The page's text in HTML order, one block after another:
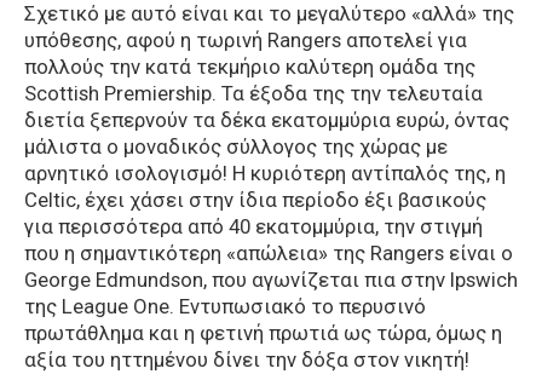
Σχετικό με αυτό είναι και το μεγαλύτερο «αλλά» της
υπόθεσης, αφού η τωρινή Rangers αποτελεί για
πολλούς την κατά τεκμήριο καλύτερη ομάδα της
Scottish Premiership. Τα έξοδα της την τελευταία
διετία ξεπερνούν τα δέκα εκατομμύρια ευρώ, όντας
μάλιστα ο μοναδικός σύλλογος της χώρας με
αρνητικό ισολογισμό! Η κυριότερη αντίπαλός της, η
Celtic, έχει χάσει στην ίδια περίοδο έξι βασικούς
για περισσότερα από 40 εκατομμύρια, την στιγμή
που η σημαντικότερη «απώλεια» της Rangers είναι ο
George Edmundson, που αγωνίζεται πια στην Ipswich
της League One. Εντυπωσιακό το περυσινό
πρωτάθλημα και η φετινή πρωτιά ως τώρα, όμως η
αξία του ηττημένου δίνει την δόξα στον νικητή!